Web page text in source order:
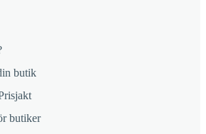
butik
butiker